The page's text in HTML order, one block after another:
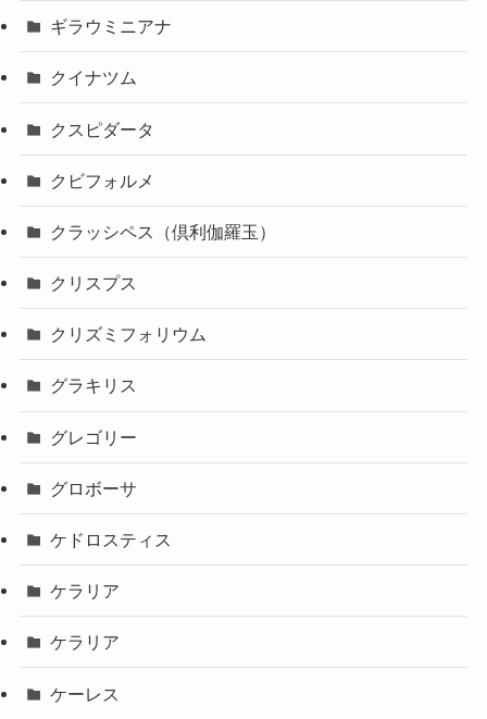
ギラウミニアナ
クイナツム
クスピダータ
クビフォルメ
クラッシペス（倶利伽羅玉）
クリスプス
クリズミフォリウム
グラキリス
グレゴリー
グロボーサ
ケドロスティス
ケラリア
ケラリア
ケーレス